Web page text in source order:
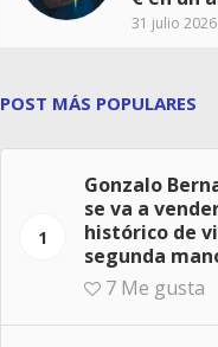
31 julio 2026
POST MÁS POPULARES
1
Gonzalo
se va a
histórico de
segunda
7 Me gusta